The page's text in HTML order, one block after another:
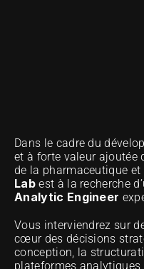
Dans le cadre du
et à forte valeur ajoutée
de la pharmaceutique et
Lab est à la recherche
Analytic Engineer
Vous interviendrez sur
cœur des décisions
conception, la
plateformes